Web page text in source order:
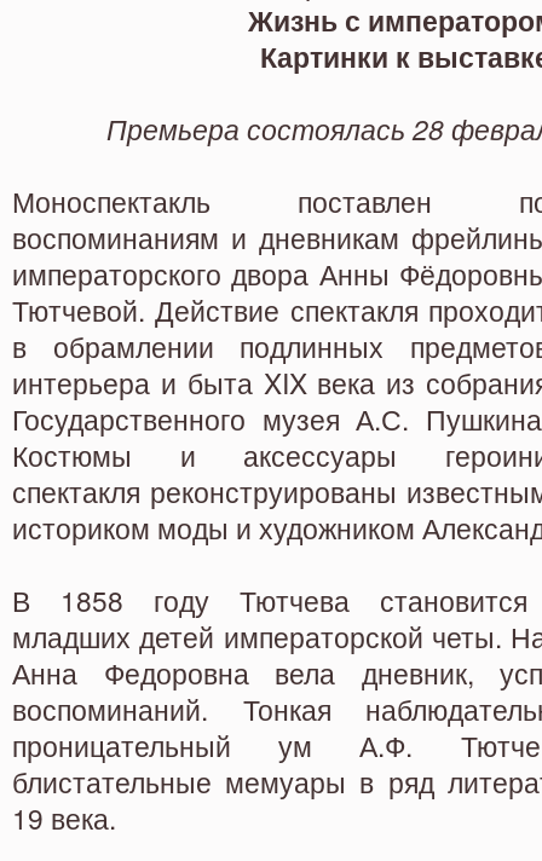
Жизнь с
Картинки к
Премьера состоялась 28
Моноспектакль поставлен
воспоминаниям и дневникам
императорского двора Анны
Тютчевой. Действие спектакля
в обрамлении подлинных
интерьера и быта XIX века из
Государственного музея А.С.
Костюмы и аксессуары
спектакля реконструированы
историком моды и художником
В 1858 году Тютчева становится
младших детей императорской четы.
Анна Федоровна вела дневник,
воспоминаний. Тонкая
проницательный ум А.Ф.
блистательные мемуары в ряд
19 века.